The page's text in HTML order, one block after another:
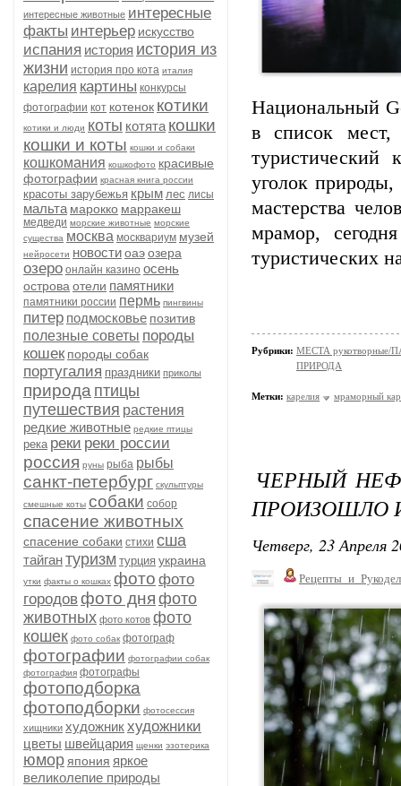
интересные животные интересные
факты интерьер искусство
испания история история из
жизни история про кота италия
карелия картины конкурсы
фотографии кот котенок котики
котики и люди коты котята кошки
кошки и коты кошки и собаки
кошкомания кошкофото красивые
фотографии красная книга россии
красоты зарубежья крым лес лисы
мальта марокко марракеш
медведи морские животные морские
существа москва москвариум музей
нейросети новостиоаэозера
озеро онлайн казино осень
острова отели памятники
памятники россии пермь пингвины
питер подмосковье позитив
полезные советы породы
кошек породы собак
португалия праздники приколы
природа птицы
путешествия растения
редкие животные редкие птицы
река реки реки россии
россия руны рыба рыбы
санкт-петербург скульптуры
смешные коты собаки собор
спасение животных
спасение собаки стихи сша
тайгантуризм турция украина
утки факты о кошках фото фото
городовфото дня фото
животных фото котов фото
кошек фото собак фотограф
фотографии фотографии собак
фотография фотографы
фотоподборка
фотоподборки фотосессия
хищники художникхудожники
цветы швейцария щенки эзотерика
юмор япония яркое
великолепие природы
Национальный
в список мест,
уголок
мастерства
мрамор,
туристических
Рубрики: МЕСТА рукотворные/
ПРИРОДА
Метки: карелия мраморный
ЧЕРНЫЙ
ПРОИЗОШЛО
Четверг, 23 Апреля